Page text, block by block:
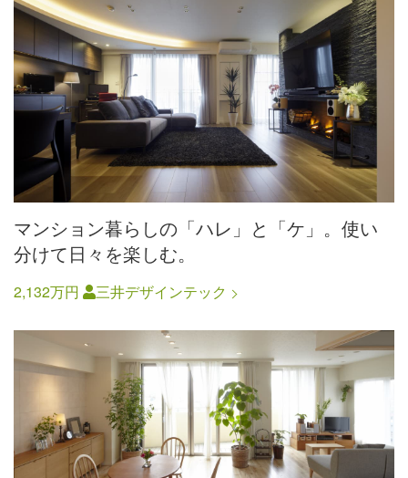
マンション暮らしの「ハレ」と「ケ」。使い
分けて日々を楽しむ。
2,132万円 三井デザインテック